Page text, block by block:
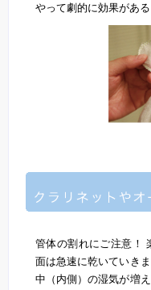
やって劇的に効果があ
管体の割れにご注意！
面は急速に乾いていき
中（内側）の湿気が増